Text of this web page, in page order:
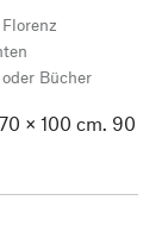
Bücher
× 100 cm. 90